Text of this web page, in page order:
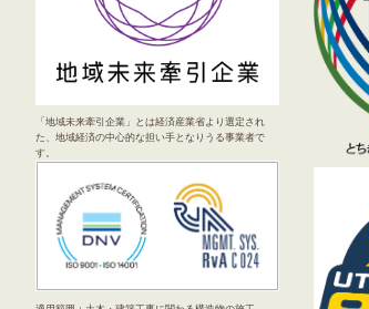
「地域未来牽引企業」とは経済産業省より選定され
た、地域経済の中心的な担い手となりうる事業者で
す。